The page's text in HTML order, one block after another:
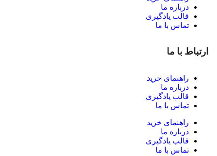
درباره ما
قالب یادگیری
تماس با ما
ارتباط با ما
راهنمای خرید
درباره ما
قالب یادگیری
تماس با ما
راهنمای خرید
درباره ما
قالب یادگیری
تماس با ما